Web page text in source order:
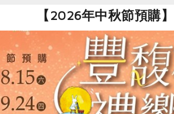
【2026年中秋節預購】